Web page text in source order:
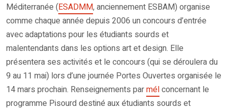
Méditerranée (ESADMM, anciennement ESBAM) organise
comme chaque année depuis 2006 un concours d’entrée
avec adaptations pour les étudiants sourds et
malentendants dans les options art et design. Elle
présentera ses activités et le concours (qui se déroulera du
9 au 11 mai) lors d’une journée Portes Ouvertes organisée le
14 mars prochain. Renseignements parmélconcernant le
programme Pisourd destiné aux étudiants sourds et